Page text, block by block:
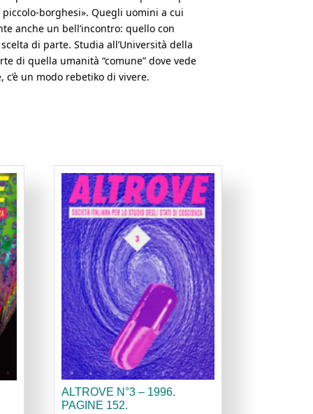
borghesi». Quegli uomini a cui
anche un bell’incontro: quello con
di parte. Studia all’Università della
di quella umanità “comune” dove vede
un modo rebetiko di vivere.
ALTROVE N°3 – 1996.
PAGINE 152.